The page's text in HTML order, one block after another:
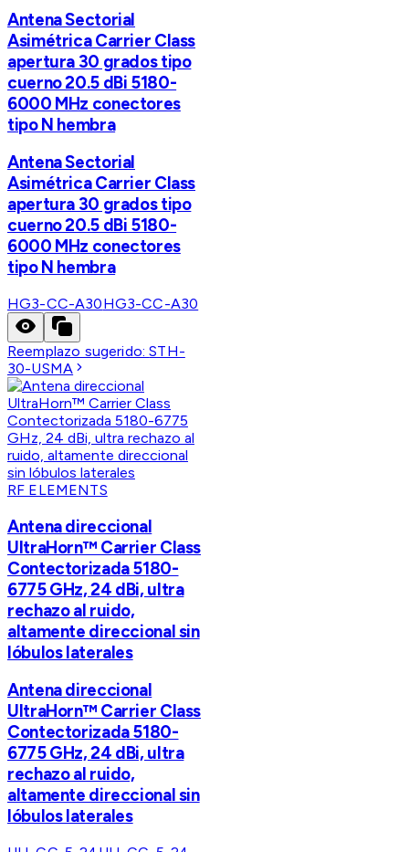
Antena Sectorial
Asimétrica Carrier Class
apertura 30 grados tipo
cuerno 20.5 dBi 5180-
6000 MHz conectores
tipo N hembra
Antena Sectorial
Asimétrica Carrier Class
apertura 30 grados tipo
cuerno 20.5 dBi 5180-
6000 MHz conectores
tipo N hembra
HG3-CC-A30HG3-CC-A30
Reemplazo sugerido:STH-
30-USMA
RF ELEMENTS
Antena direccional
UltraHorn™ Carrier Class
Contectorizada 5180-
6775 GHz, 24 dBi, ultra
rechazo al ruido,
altamente direccional sin
lóbulos laterales
Antena direccional
UltraHorn™ Carrier Class
Contectorizada 5180-
6775 GHz, 24 dBi, ultra
rechazo al ruido,
altamente direccional sin
lóbulos laterales